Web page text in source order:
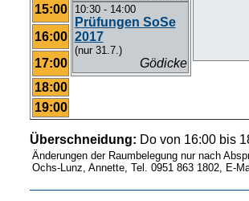
10:30 - 14:00
Prüfungen SoSe
2017
(nur 31.7.)
Gödicke
15:00
16:00
17:00
18:00
19:00
Überschneidung: Do von 16:00 bis
Änderungen der Raumbelegung nur nach
Ochs-Lunz, Annette, Tel. 0951 863 1802, E-